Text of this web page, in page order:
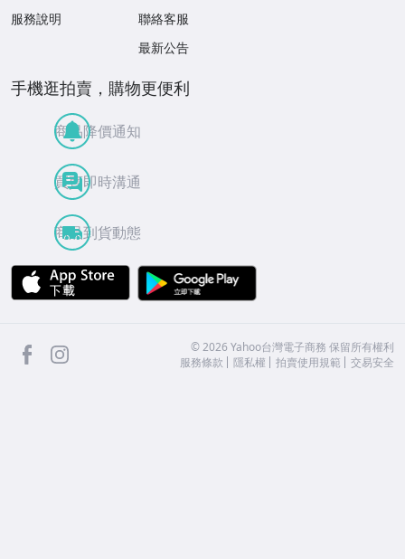
服務說明
聯絡客服
最新公告
手機逛拍賣，購物更便利
商品降價通知
買賣即時溝通
商品到貨動態
APP Store
facebook ©2026 Yahoo台灣電子商務 保留所有權利
服務條款
隱私權 拍賣使用規範 交易安全